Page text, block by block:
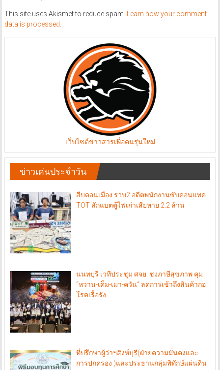
This site uses Akismet to reduce spam.
Learn how your comment
data is processed.
เว็บไซต์ข่าวสารเพื่อคนรุ่นใหม่
ข่าวเด่นประจำวัน
สืบดอนเมือง รวบ2 อดีตพนักงานซับคอนแทค
TOT ลักแบตตู้ไฟเก่าเสียหาย 2.2 ล้าน
นนทบุรี เวทีประชุม ศจย. ชงภาษีสุขภาพ คุม
“หวาน-เค็ม-เมา-ควัน“ ลดการเข้าถึงสินค้าก่อ
โรคเรื้อรัง
ที่ปรึกษาผู้ว่าฯสิงห์บุรี(ฝ่ายความมั่นคงและ
การปกครอง )และประธานกลุ่มพิทักษ์แผ่นดิน